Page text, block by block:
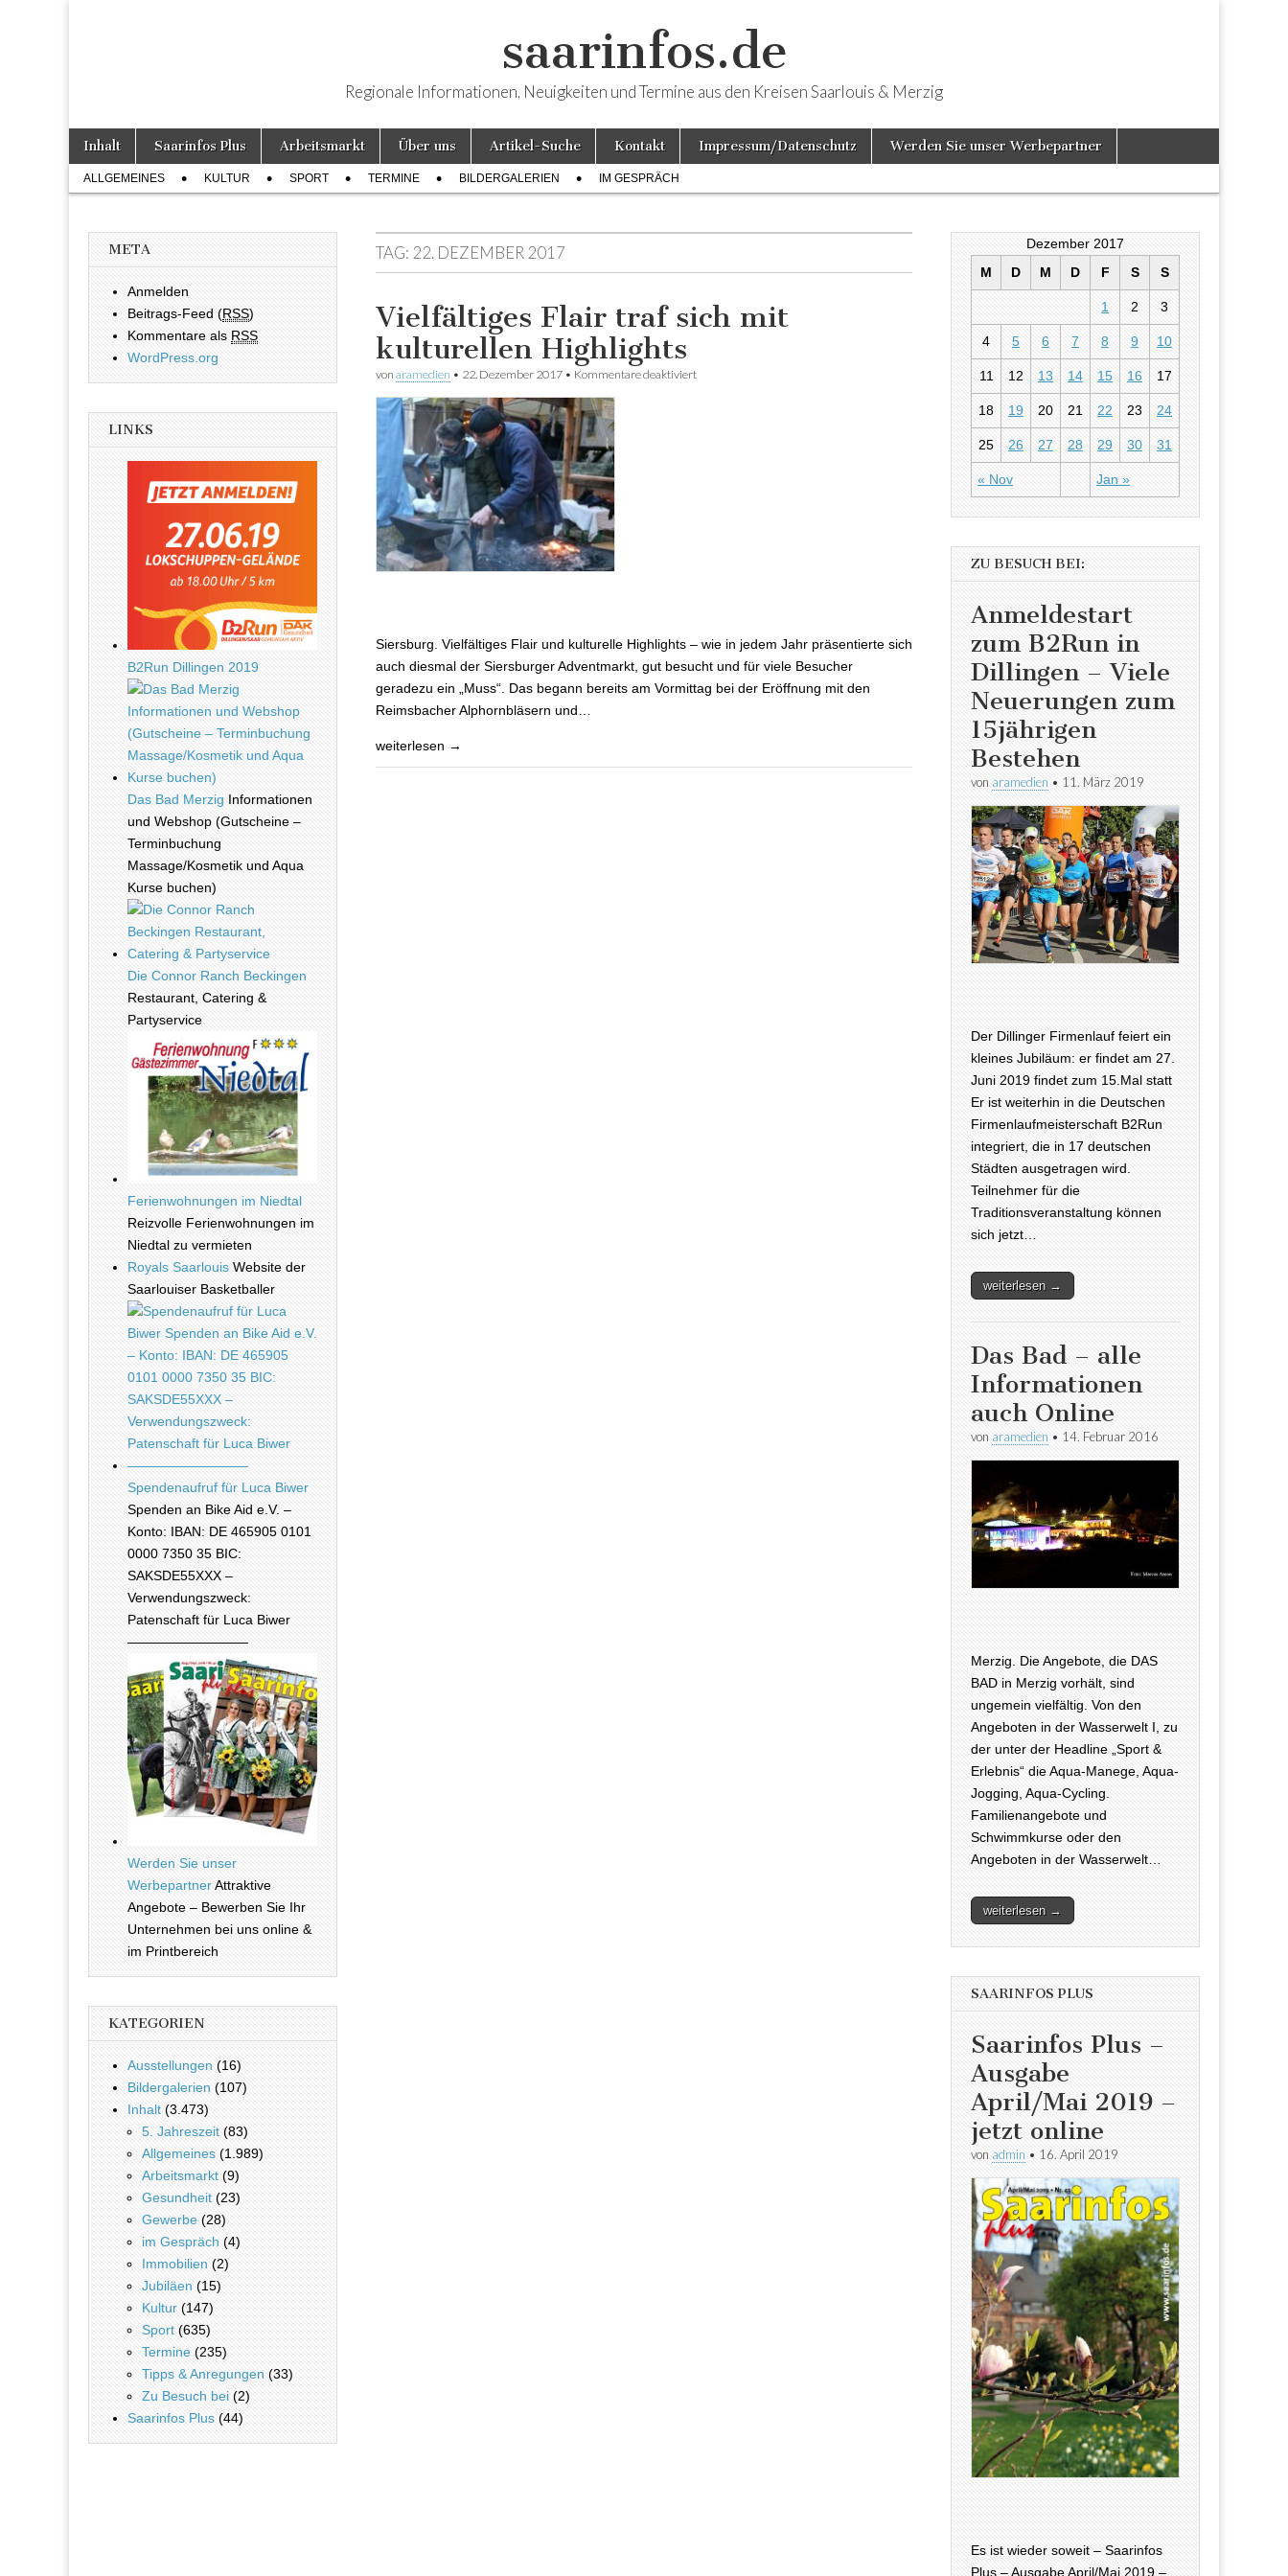
saarinfos.de
Regionale Informationen, Neuigkeiten und Termine aus den Kreisen Saarlouis & Merzig
Hauptmenü
Weiter zum Inhalt
Inhalt Saarinfos Plus Arbeitsmarkt Über uns Artikel-Suche Kontakt Impressum/Datenschutz Werden Sie unser Werbepartner
Untermenü
ALLGEMEINES KULTUR SPORT TERMINE BILDERGALERIEN IM GESPRÄCH
TAG: 22. DEZEMBER 2017
Vielfältiges Flair traf sich mit
kulturellen Highlights
von aramedien • 22. Dezember 2017 • Kommentare deaktiviert
Siersburg. Vielfältiges Flair und kulturelle Highlights – wie in jedem Jahr präsentierte sich
auch diesmal der Siersburger Adventmarkt, gut besucht und für viele Besucher
geradezu ein „Muss“. Das begann bereits am Vormittag bei der Eröffnung mit den
Reimsbacher Alphornbläsern und…
weiterlesen →
META
Anmelden
Beitrags-Feed (RSS)
Kommentare als RSS
WordPress.org
LINKS
B2Run Dillingen 2019
Das Bad Merzig Informationen
und Webshop (Gutscheine –
Terminbuchung
Massage/Kosmetik und Aqua
Kurse buchen)
Die Connor Ranch Beckingen
Restaurant, Catering &
Partyservice
Ferienwohnungen im Niedtal
Reizvolle Ferienwohnungen im
Niedtal zu vermieten
Royals Saarlouis Website der
Saarlouiser Basketballer
Spendenaufruf für Luca Biwer
Spenden an Bike Aid e.V. –
Konto: IBAN: DE 465905 0101
0000 7350 35 BIC:
SAKSDE55XXX –
Verwendungszweck:
Patenschaft für Luca Biwer
—————————
Werden Sie unser
WerbepartnerAttraktive
Angebote – Bewerben Sie Ihr
Unternehmen bei uns online &
im Printbereich
KATEGORIEN
Ausstellungen (16)
Bildergalerien (107)
Inhalt (3.473)
5. Jahreszeit (83)
Allgemeines (1.989)
Arbeitsmarkt (9)
Gesundheit (23)
Gewerbe (28)
im Gespräch (4)
Immobilien (2)
Jubiläen (15)
Kultur (147)
Sport (635)
Termine (235)
Tipps & Anregungen (33)
Zu Besuch bei (2)
Saarinfos Plus (44)
Dezember 2017
M
D M D F S S
« Nov Jan »
1 2 3
4 5 6 7 8 9 10
11 12 13 14 15 16 17
18 19 20 21 22 23 24
25 26 27 28 29 30 31
ZU BESUCH BEI:
Anmeldestart
zum B2Run in
Dillingen – Viele
Neuerungen zum
15jährigen
Bestehen
von aramedien • 11. März 2019
Der Dillinger Firmenlauf feiert ein
kleines Jubiläum: er findet am 27.
Juni 2019 findet zum 15.Mal statt
Er ist weiterhin in die Deutschen
Firmenlaufmeisterschaft B2Run
integriert, die in 17 deutschen
Städten ausgetragen wird.
Teilnehmer für die
Traditionsveranstaltung können
sich jetzt…
weiterlesen →
Das Bad – alle
Informationen
auch Online
von aramedien • 14. Februar 2016
Merzig. Die Angebote, die DAS
BAD in Merzig vorhält, sind
ungemein vielfältig. Von den
Angeboten in der Wasserwelt I, zu
der unter der Headline „Sport &
Erlebnis“ die Aqua-Manege, Aqua-
Jogging, Aqua-Cycling.
Familienangebote und
Schwimmkurse oder den
Angeboten in der Wasserwelt…
weiterlesen →
SAARINFOS PLUS
Saarinfos Plus –
Ausgabe
April/Mai 2019 –
jetzt online
von admin • 16. April 2019
Es ist wieder soweit – Saarinfos
Plus – Ausgabe April/Mai 2019 –